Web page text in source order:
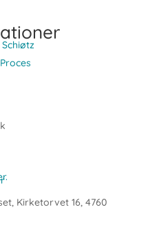
Kirketorvet 16, 4760